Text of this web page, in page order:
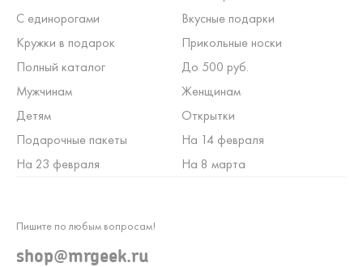
С единорогами
Вкусные подарки
Кружки в подарок
Прикольные носки
Полный каталог
До 500 руб.
Мужчинам
Женщинам
Детям
Открытки
Подарочные пакеты
На 14 февраля
На 23 февраля
На 8 марта
Пишите по любым вопросам!
shop@mrgeek.ru